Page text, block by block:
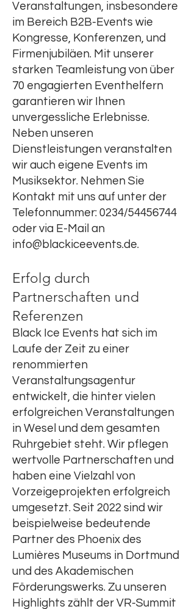
Veranstaltungen, insbesondere
im Bereich B2B-Events wie
Kongresse, Konferenzen, und
Firmenjubiläen. Mit unserer
starken Teamleistung von über
70 engagierten Eventhelfern
garantieren wir Ihnen
unvergessliche Erlebnisse.
Neben unseren
Dienstleistungen veranstalten
wir auch eigene Events im
Musiksektor. Nehmen Sie
Kontakt mit uns auf unter der
Telefonnummer: 0234/54456744
oder via E-Mail an
info@blackiceevents.de.
Erfolg durch
Partnerschaften und
Referenzen
Black Ice Events hat sich im
Laufe der Zeit zu einer
renommierten
Veranstaltungsagentur
entwickelt, die hinter vielen
erfolgreichen Veranstaltungen
in Wesel und dem gesamten
Ruhrgebiet steht. Wir pflegen
wertvolle Partnerschaften und
haben eine Vielzahl von
Vorzeigeprojekten erfolgreich
umgesetzt. Seit 2022 sind wir
beispielweise bedeutende
Partner des Phoenix des
Lumières Museums in Dortmund
und des Akademischen
Förderungswerks. Zu unseren
Highlights zählt der VR-Summit